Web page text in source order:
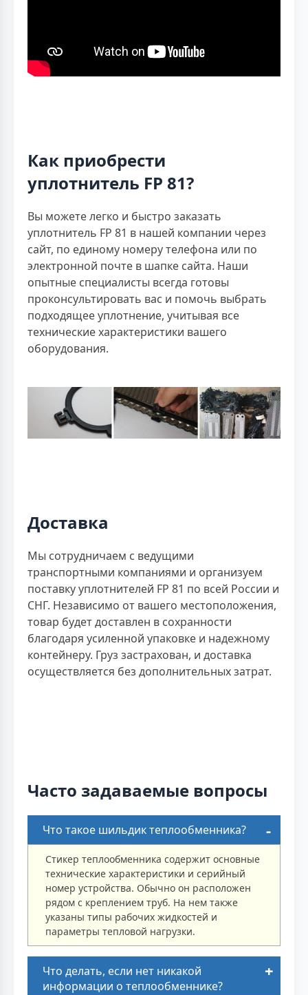
Как приобрести
уплотнитель FP 81?
Вы можете легко и быстро заказать
уплотнитель FP 81 в нашей компании через
сайт, по единому номеру телефона или по
электронной почте в шапке сайта. Наши
опытные специалисты всегда готовы
проконсультировать вас и помочь выбрать
подходящее уплотнение, учитывая все
технические характеристики вашего
оборудования.
Доставка
Мы сотрудничаем с ведущими
транспортными компаниями и организуем
поставку уплотнителей FP 81 по всей России и
СНГ. Независимо от вашего местоположения,
товар будет доставлен в сохранности
благодаря усиленной упаковке и надежному
контейнеру. Груз застрахован, и доставка
осуществляется без дополнительных затрат.
Часто задаваемые вопросы
Что такое шильдик теплообменника?
Стикер теплообменника содержит основные
технические характеристики и серийный
номер устройства. Обычно он расположен
рядом с креплением труб. На нем также
указаны типы рабочих жидкостей и
параметры тепловой нагрузки.
Что делать, если нет никакой
информации о теплообменнике?